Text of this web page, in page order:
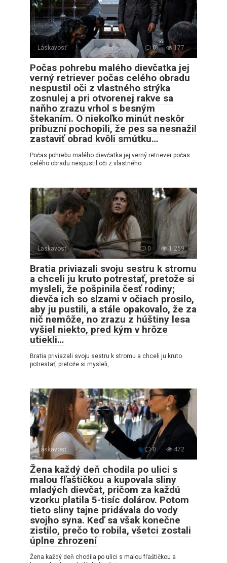
Láskavosť 0 177
Počas pohrebu malého dievčatka jej
verný retriever počas celého obradu
nespustil oči z vlastného strýka
zosnulej a pri otvorenej rakve sa
naňho zrazu vrhol s besným
štekaním. O niekoľko minút neskôr
príbuzní pochopili, že pes sa nesnažil
zastaviť obrad kvôli smútku…
Počas pohrebu malého dievčatka jej verný retriever počas
celého obradu nespustil oči z vlastného
Láskavosť 0 1 259
Bratia priviazali svoju sestru k stromu
a chceli ju kruto potrestať, pretože si
mysleli, že pošpinila česť rodiny;
dievča ich so slzami v očiach prosilo,
aby ju pustili, a stále opakovalo, že za
nič nemôže, no zrazu z húštiny lesa
vyšiel niekto, pred kým v hrôze
utiekli…
Bratia priviazali svoju sestru k stromu a chceli ju kruto
potrestať, pretože si mysleli,
Láskavosť 0 472
Žena každý deň chodila po ulici s
malou fľaštičkou a kupovala sliny
mladých dievčat, pričom za každú
vzorku platila 5-tisíc dolárov. Potom
tieto sliny tajne pridávala do vody
svojho syna. Keď sa však konečne
zistilo, prečo to robila, všetci zostali
úplne zhrození
Žena každý deň chodila po ulici s malou fľaštičkou a